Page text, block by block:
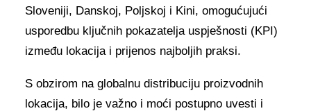
Sloveniji, Danskoj, Poljskoj i Kini, omogućujući
usporedbu ključnih pokazatelja uspješnosti (KPI)
između lokacija i prijenos najboljih praksi.
S obzirom na globalnu distribuciju proizvodnih
lokacija, bilo je važno i moći postupno uvesti i